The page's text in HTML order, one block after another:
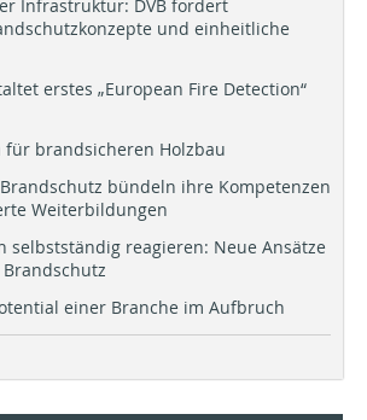
Infrastruktur: DVB fordert
und einheitliche
erstes „European Fire Detection“
für brandsicheren Holzbau
bündeln ihre Kompetenzen
Weiterbildungen
selbstständig reagieren: Neue Ansätze
einer Branche im Aufbruch